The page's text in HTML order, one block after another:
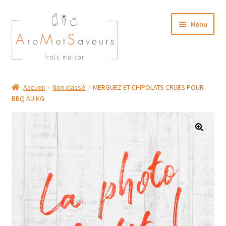
Aller
à
la
navigation
Aller
au
contenu
Menu
Plat du Jour/ Menu Week end
NOS BOUTIQUES
MON COMPTE
Accueil Non classé
MERGUEZ ET CHIPOLATS CRUES POUR
BBQ AU KG